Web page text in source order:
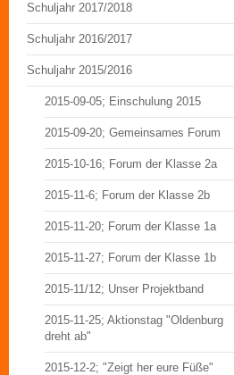
Schuljahr 2017/2018
Schuljahr 2016/2017
Schuljahr 2015/2016
2015-09-05; Einschulung 2015
2015-09-20; Gemeinsames Forum
2015-10-16; Forum der Klasse 2a
2015-11-6; Forum der Klasse 2b
2015-11-20; Forum der Klasse 1a
2015-11-27; Forum der Klasse 1b
2015-11/12; Unser Projektband
2015-11-25; Aktionstag "Oldenburg
dreht ab"
2015-12-2; "Zeigt her eure Füße"